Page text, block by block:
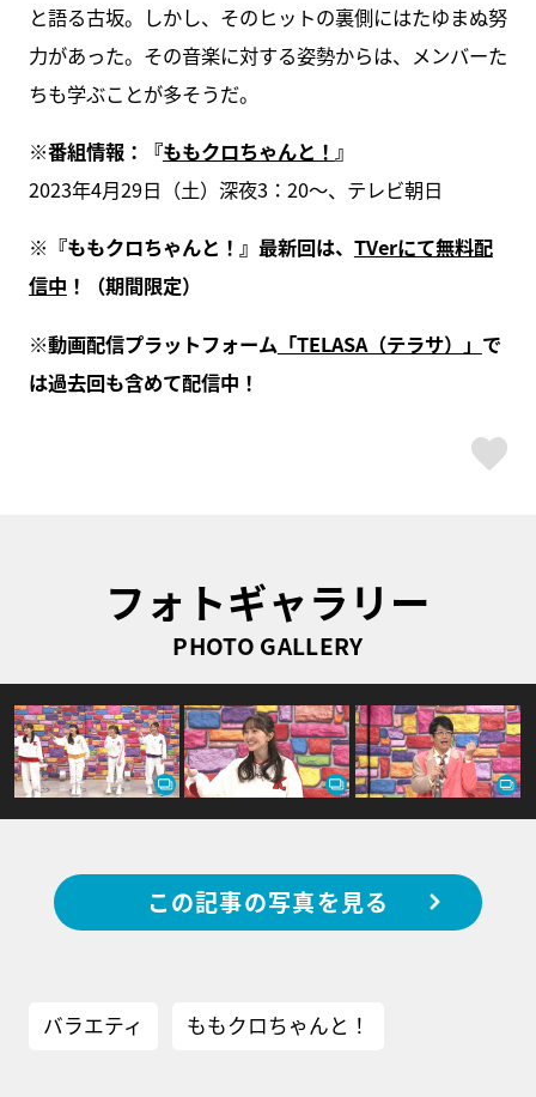
と語る古坂。しかし、そのヒットの裏側にはたゆまぬ努
力があった。その音楽に対する姿勢からは、メンバーた
ちも学ぶことが多そうだ。
※番組情報：『ももクロちゃんと！ 』
2023年4月29日（土）深夜3：20～、テレビ朝日
※『ももクロちゃんと！』最新回は、 TVerにて無料配
信中 ！（期間限定）
※動画配信プラットフォーム 「TELASA（テラサ）」 で
は過去回も含めて配信中！
フォトギャラリー
PHOTO GALLERY
この記事の写真を見る
バラエティ ももクロちゃんと！